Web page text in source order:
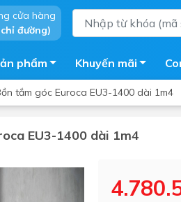
cửa hàng
đường)
phẩm Khuyến mãi
tắm góc Euroca EU3-1400 dài 1m4
EU3-1400 dài 1m4